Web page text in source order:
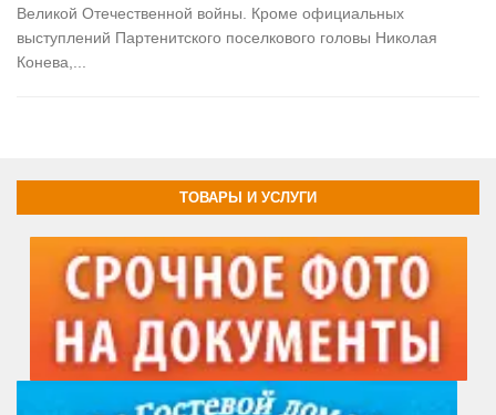
Великой Отечественной войны. Кроме официальных
выступлений Партенитского поселкового головы Николая
Конева,...
ТОВАРЫ И УСЛУГИ